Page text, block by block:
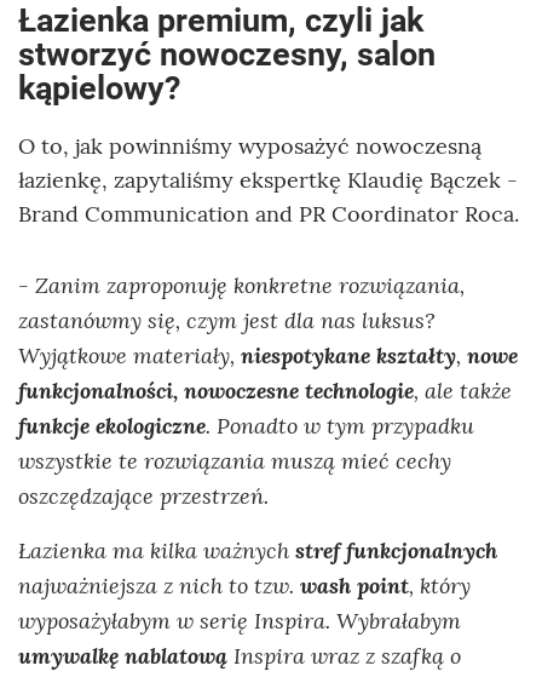
Łazienka premium, czyli jak
stworzyć nowoczesny, salon
kąpielowy?
O to, jak powinniśmy wyposażyć nowoczesną
łazienkę, zapytaliśmy ekspertkę Klaudię Bączek -
Brand Communication and PR Coordinator Roca.
- Zanim zaproponuję konkretne rozwiązania,
zastanówmy się, czym jest dla nas luksus?
Wyjątkowe materiały, niespotykane kształty, nowe
funkcjonalności, nowoczesne technologie, ale także
funkcje ekologiczne. Ponadto w tym przypadku
wszystkie te rozwiązania muszą mieć cechy
oszczędzające przestrzeń.
Łazienka ma kilka ważnych stref funkcjonalnych
najważniejsza z nich to tzw. wash point, który
wyposażyłabym w serię Inspira. Wybrałabym
umywalkę nablatową Inspira wraz z szafką o